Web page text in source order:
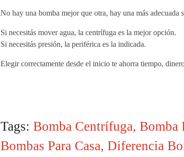
No hay una bomba mejor que otra, hay una más adecuada
Si necesitás mover agua, la centrífuga es la mejor opción.
Si necesitás presión, la periférica es la indicada.
Elegir correctamente desde el inicio te ahorra tiempo,
Tags:Bomba Centrífuga,Bomba
Bombas Para Casa,Diferencia